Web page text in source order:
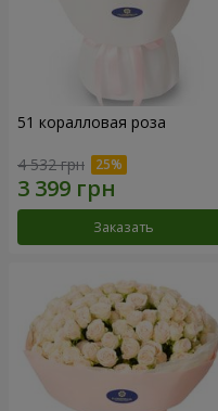
51 коралловая роза
4 532 грн
Заказать